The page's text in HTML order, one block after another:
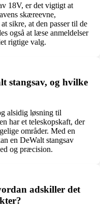
18V, er det vigtigt at
skæreevne,
sikre, at den passer til de
også at læse anmeldelser
rigtige valg.
stangsav, og hvilke
alsidig løsning til
har et teleskopskaft, der
områder. Med en
en DeWalt stangsav
og præcision.
adskiller det